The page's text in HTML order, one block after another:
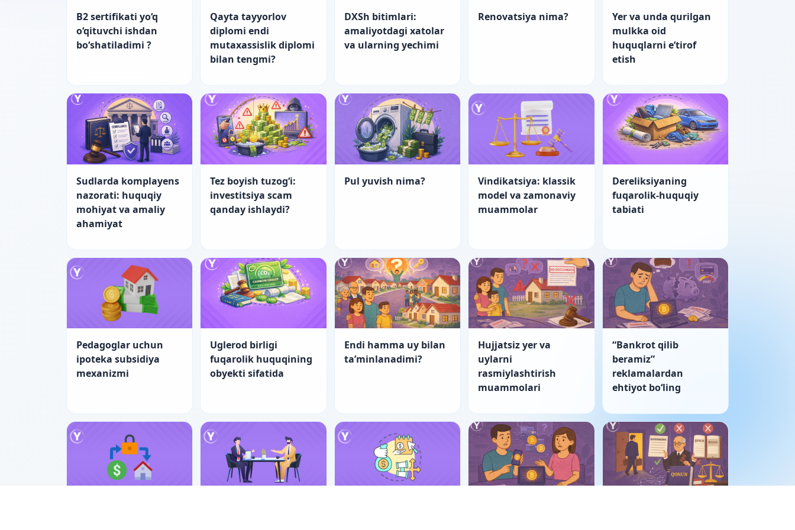
B2 sertifikati yo‘q
o‘qituvchi ishdan
bo‘shatiladimi ?
Qayta tayyorlov
diplomi endi
mutaxassislik diplomi
bilan tengmi?
DXSh bitimlari:
amaliyotdagi xatolar
va ularning yechimi
Renovatsiya nima?
Yer va unda qurilgan
mulkka oid
huquqlarni e’tirof
etish
Sudlarda komplayens
nazorati: huquqiy
mohiyat va amaliy
ahamiyat
Tez boyish tuzog‘i:
investitsiya scam
qanday ishlaydi?
Pul yuvish nima?
Vindikatsiya: klassik
model va zamonaviy
muammolar
Dereliksiyaning
fuqarolik-huquqiy
tabiati
Pedagoglar uchun
ipoteka subsidiya
mexanizmi
Uglerod birligi
fuqarolik huquqining
obyekti sifatida
Endi hamma uy bilan
ta’minlanadimi?
Hujjatsiz yer va
uylarni
rasmiylashtirish
muammolari
“Bankrot qilib
beramiz”
reklamalardan
ehtiyot boʻling